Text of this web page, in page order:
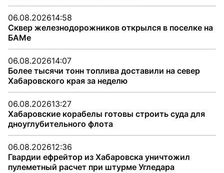
06.08.202614:58
Сквер железнодорожников открылся в поселке на
БАМе
06.08.202614:07
Более тысячи тонн топлива доставили на север
Хабаровского края за неделю
06.08.202613:27
Хабаровские корабелы готовы строить суда для
дноуглубительного флота
06.08.202612:36
Гвардии ефрейтор из Хабаровска уничтожил
пулеметный расчет при штурме Угледара